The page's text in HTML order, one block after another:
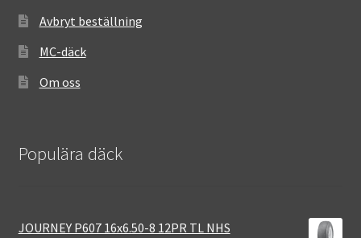
Avbryt beställning
MC-däck
Om oss
Populära däck
JOURNEY P607 16x6.50-8 12PR TL NHS